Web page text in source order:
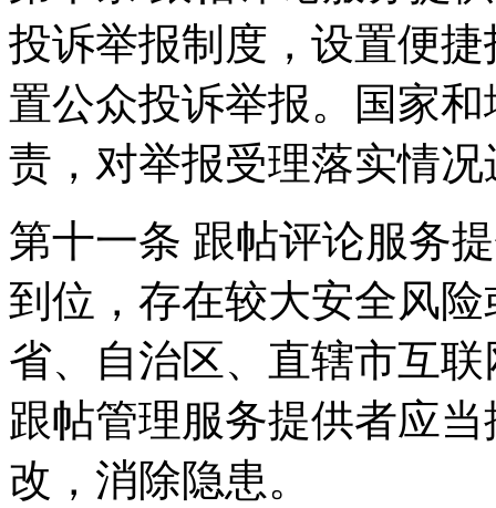
投诉举报制度，设置便
置公众投诉举报。国家
责，对举报受理落实情
第十一条 跟帖评论服务
到位，存在较大安全风
省、自治区、直辖市互
跟帖管理服务提供者应
改，消除隐患。